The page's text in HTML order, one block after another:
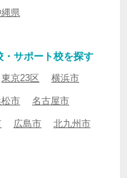
県
サポート校を探す
東京23区 横浜市
市 名古屋市
広島市 北九州市